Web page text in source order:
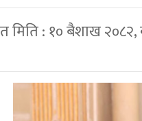
मिति : १० बैशाख